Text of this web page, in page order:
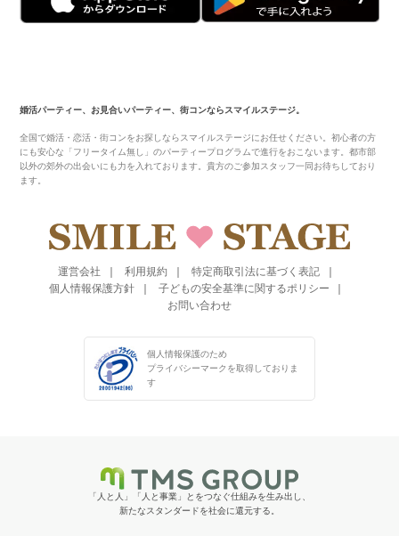
婚活パーティー、お見合いパーティー、街コンならスマイルステージ。
全国で婚活・恋活・街コンをお探しならスマイルステージにお任せください。初心者の方
にも安心な「フリータイム無し」のパーティープログラムで進行をおこないます。都市部
以外の郊外の出会いにも力を入れております。貴方のご参加スタッフ一同お待ちしており
ます。
運営会社 利用規約
特定商取引法に基づく表記
個人情報保護方針
子どもの安全基準に関するポリシー
お問い合わせ
個人情報保護のため
プライバシーマークを取得しておりま
す
「人と人」「人と事業」とをつなぐ仕組みを生み出し、
新たなスタンダードを社会に還元する。